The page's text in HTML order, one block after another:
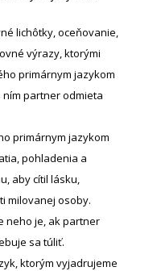
lichôtky, oceňovanie,
výrazy, ktorými
primárnym jazykom
partner odmieta
primárnym jazykom
pohladenia a
aby cítil lásku,
milovanej osoby.
neho je, ak partner
sa túliť.
ktorým vyjadrujeme